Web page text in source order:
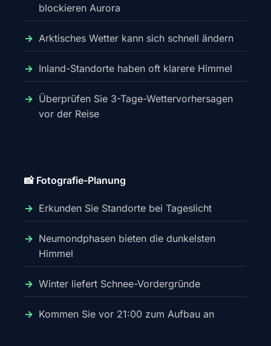
blockieren Aurora
Arktisches Wetter kann sich schnell ändern
Inland-Standorte haben oft klarere Himmel
Überprüfen Sie 3-Tage-Wettervorhersagen
vor der Reise
📸 Fotografie-Planung
Erkunden Sie Standorte bei Tageslicht
Neumondphasen bieten die dunkelsten
Himmel
Winter liefert Schnee-Vordergründe
Kommen Sie vor 21:00 zum Aufbau an